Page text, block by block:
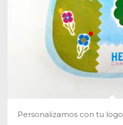
Personalizamos con tu logo